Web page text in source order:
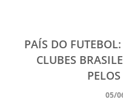
PAÍS DO
CLUBES
05/